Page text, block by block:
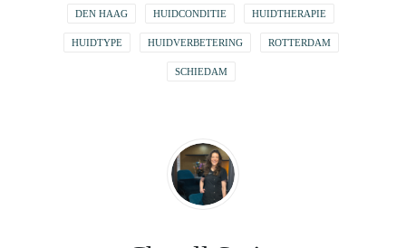
DEN HAAG HUIDCONDITIE HUIDTHERAPIE
HUIDTYPE HUIDVERBETERING ROTTERDAM
SCHIEDAM